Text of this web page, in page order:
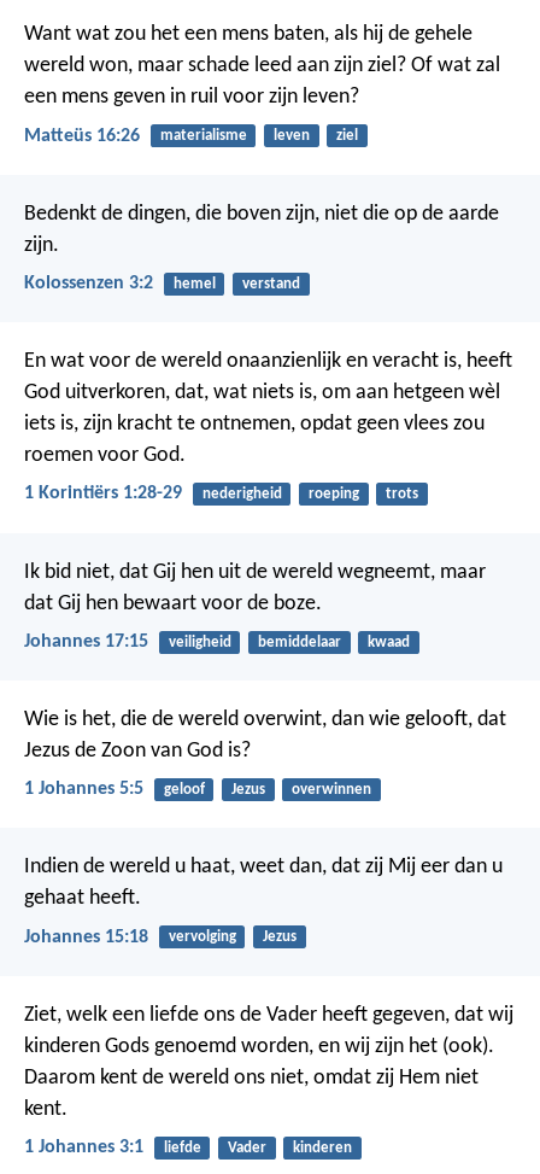
Want wat zou het een mens baten, als hij de gehele
wereld won, maar schade leed aan zijn ziel? Of wat zal
een mens geven in ruil voor zijn leven?
Matteüs 16:26 materialisme leven ziel
Bedenkt de dingen, die boven zijn, niet die op de aarde
zijn.
Kolossenzen 3:2 hemel verstand
En wat voor de wereld onaanzienlijk en veracht is, heeft
God uitverkoren, dat, wat niets is, om aan hetgeen wèl
iets is, zijn kracht te ontnemen, opdat geen vlees zou
roemen voor God.
1 Korintiërs 1:28-29 nederigheid roeping trots
Ik bid niet, dat Gij hen uit de wereld wegneemt, maar
dat Gij hen bewaart voor de boze.
Johannes 17:15 veiligheid bemiddelaar kwaad
Wie is het, die de wereld overwint, dan wie gelooft, dat
Jezus de Zoon van God is?
1 Johannes 5:5 geloof Jezus overwinnen
Indien de wereld u haat, weet dan, dat zij Mij eer dan u
gehaat heeft.
Johannes 15:18 vervolging Jezus
Ziet, welk een liefde ons de Vader heeft gegeven, dat wij
kinderen Gods genoemd worden, en wij zijn het (ook).
Daarom kent de wereld ons niet, omdat zij Hem niet
kent.
1 Johannes 3:1 liefde Vader kinderen